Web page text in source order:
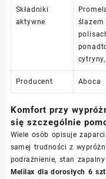
Składniki
aktywne
ślazem
Producent Aboca
Komfort przy
się szczególnie
Wiele osób opisuje
samej trudności z
podrażnienie, stan
Melilax dla dorosłych 6 szt